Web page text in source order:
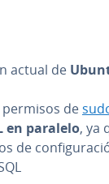
actual de
de
en paralelo, ya
de